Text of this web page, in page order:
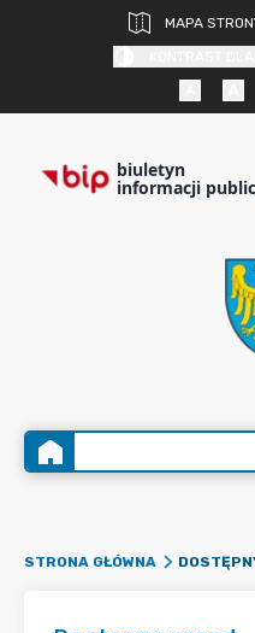
MAPA
biuletyn
informacji
STRONA GŁÓWNA